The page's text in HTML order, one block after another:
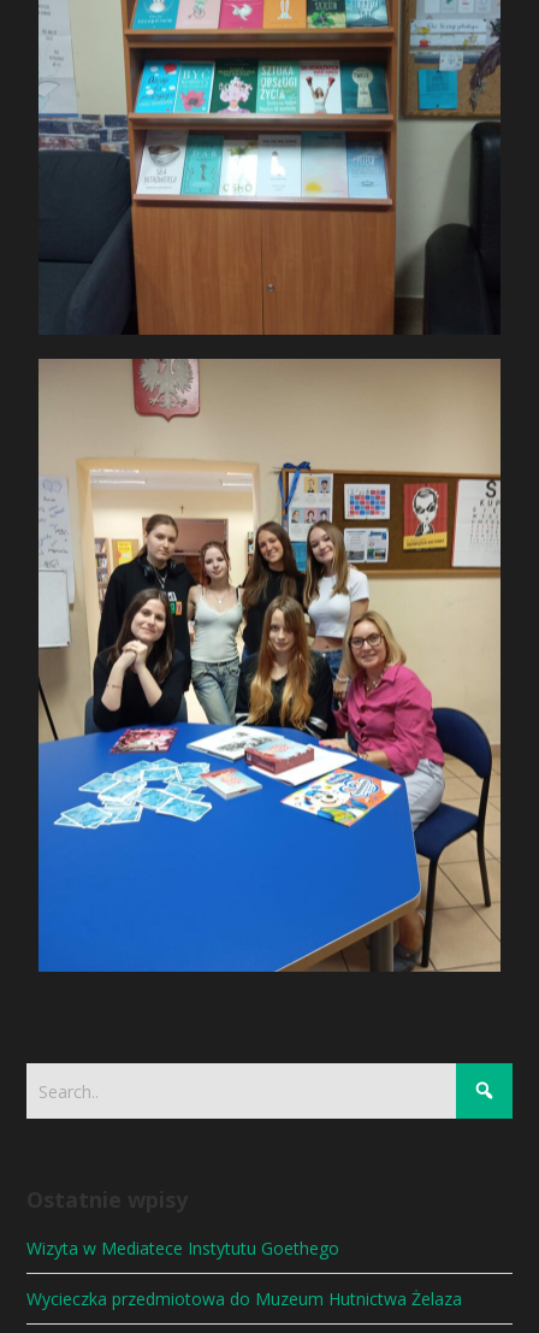
Wizyta w Mediatece Instytutu Goethego
Wycieczka przedmiotowa do Muzeum Hutnictwa Żelaza